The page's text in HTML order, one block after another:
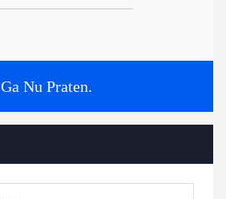
Ga Nu Praten.